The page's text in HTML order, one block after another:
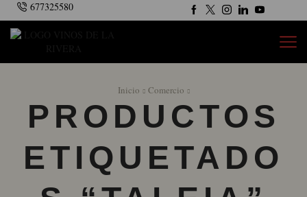
677325580
Inicio Comercio
PRODUCTOS
ETIQUETADO